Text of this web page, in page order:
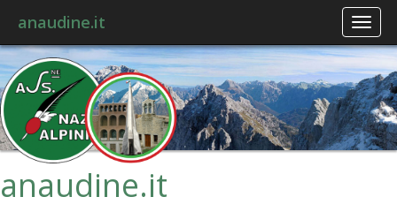
anaudine.it
anaudine.it